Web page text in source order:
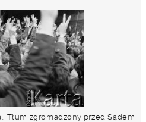
Tłum zgromadzony przed Sądem